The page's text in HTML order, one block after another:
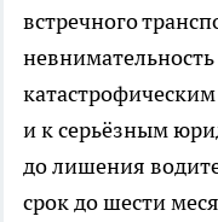
встречного
и к серьёзным
до лишения
срок до шести